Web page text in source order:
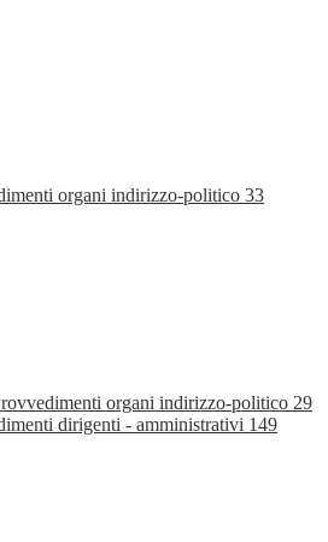
organi indirizzo-politico 33
organi indirizzo-politico 29
dirigenti - amministrativi 149